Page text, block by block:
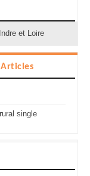
et Loire
Articles
single